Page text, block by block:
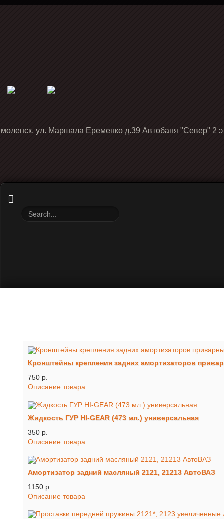
ул. Маршала Еременко д.39 Автобаня "Север" 2
Кронштейны крепления задних амортизаторов
750 p.
Описание товара
Жидкость ГУР HI-GEAR (473 мл.) универсальная
350 p.
Описание товара
Амортизатор задний масляный 2121, 21213 АвтоВАЗ
1150 p.
Описание товара